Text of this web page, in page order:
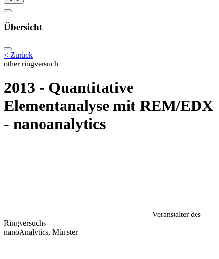
Übersicht
< Zurück
other-ringversuch
2013 - Quantitative
Elementanalyse mit REM/EDX
- nanoanalytics
Veranstalter des
Ringversuchs
nanoAnalytics, Münster